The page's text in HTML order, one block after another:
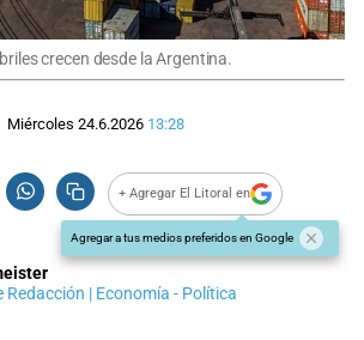
crecen desde la Argentina.
Miércoles 24.6.2026 13:28
+ Agregar El Litoral en
Agregar a tus medios preferidos en Google
Redacción | Economía - Política